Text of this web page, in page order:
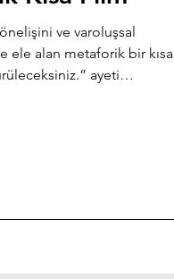
ve varoluşsal
ele alan metaforik bir kısa
ayeti